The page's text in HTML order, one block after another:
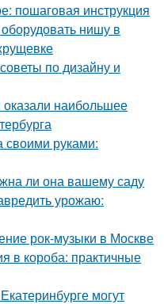
пошаговая инструкция
нишу в
по дизайну и
оказали наибольшее
своими руками:
ли она вашему саду
урожаю:
рок-музыки в Москве
в короба: практичные
могут